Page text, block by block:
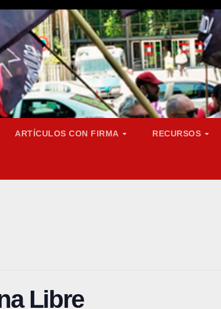
ARTÍCULOS CON FIRMA RECURSOS
Libre